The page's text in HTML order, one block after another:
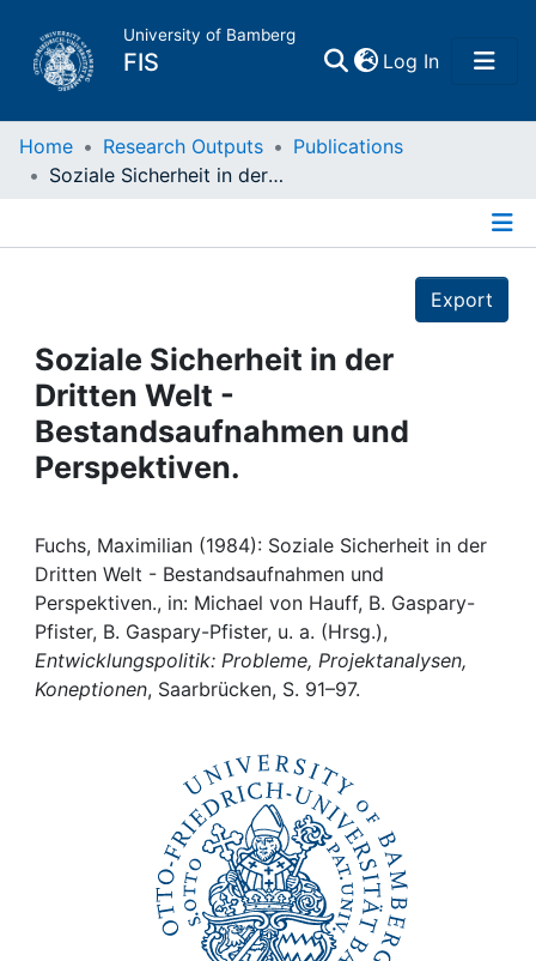
University of Bamberg
FIS Log In(current)
Home
Projects
People
Institutions
Awards
My FIS
Help
Home Research Outputs
Publications
Soziale Sicherheit in der Dritten Welt - Bestandsaufnahmen und Perspektiven.
Export
Soziale Sicherheit in der
Dritten Welt -
Bestandsaufnahmen und
Perspektiven.
Fuchs, Maximilian (1984): Soziale Sicherheit in der
Dritten Welt - Bestandsaufnahmen und
Perspektiven., in: Michael von Hauff, B. Gaspary-
Pfister, B. Gaspary-Pfister, u. a. (Hrsg.),
Entwicklungspolitik: Probleme, Projektanalysen,
Koneptionen, Saarbrücken, S. 91–97.